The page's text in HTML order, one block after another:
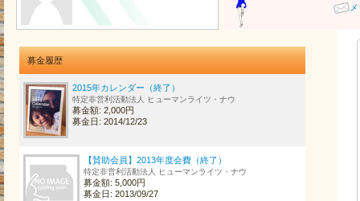
募金履歴
2015年カレンダー（終了）
特定非営利活動法人 ヒューマンライツ・ナウ
募金額: 2,000円
募金日: 2014/12/23
【賛助会員】2013年度会費（終了）
特定非営利活動法人 ヒューマンライツ・ナウ
募金額: 5,000円
募金日: 2013/09/27